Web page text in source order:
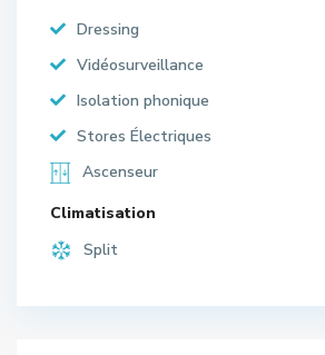
Dressing
Vidéosurveillance
Isolation phonique
Stores Électriques
Ascenseur
Climatisation
Split